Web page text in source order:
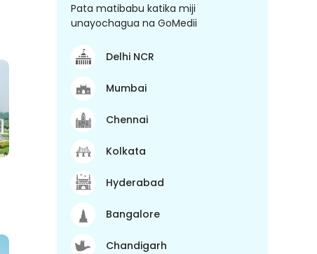
Pata matibabu katika miji
unayochagua na GoMedii
Delhi NCR
Mumbai
Chennai
Kolkata
Hyderabad
Bangalore
Chandigarh